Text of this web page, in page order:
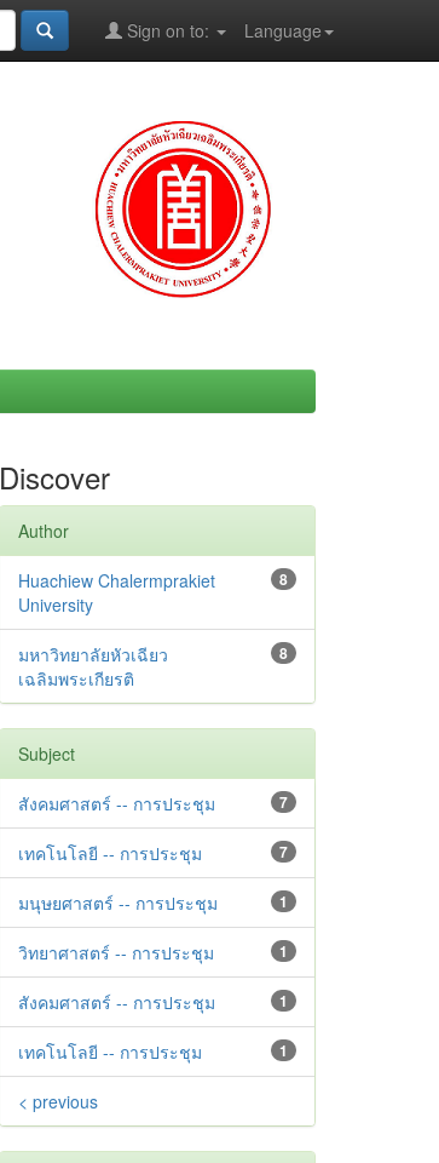
Language
Sign on to:
Discover
Author
8
Huachiew Chalermprakiet
University
8
มหาวิทยาลัยหัวเฉียว
เฉลิมพระเกียรติ
Subject
7
สังคมศาสตร์ -- การประชุม
7
เทคโนโลยี -- การประชุม
1
มนุษยศาสตร์ -- การประชุม
1
วิทยาศาสตร์ -- การประชุม
1
สังคมศาสตร์ -- การประชุม
1
เทคโนโลยี -- การประชุม
< previous